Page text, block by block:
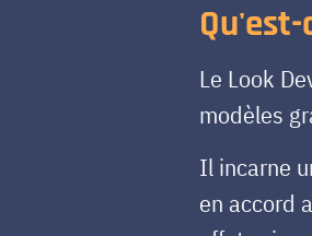
Le Look
modèles
Il incarne
en accord